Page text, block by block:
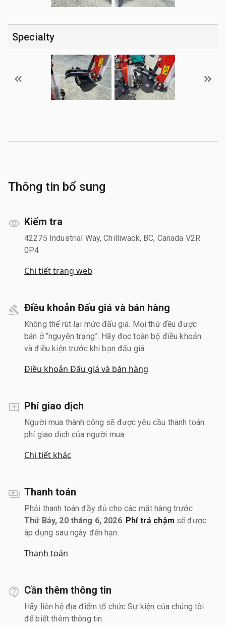
Specialty
Thông tin bổ sung
Kiểm tra
42275 Industrial Way, Chilliwack, BC, Canada V2R
0P4
Chi tiết trang web
Điều khoản Đấu giá và bán hàng
Không thể rút lại mức đấu giá. Mọi thứ đều được
bán ở “nguyên trạng”. Hãy đọc toàn bộ điều khoản
và điều kiện trước khi bạn đấu giá.
Điều khoản Đấu giá và bán hàng
Phí giao dịch
Người mua thành công sẽ được yêu cầu thanh toán
phí giao dịch của người mua.
Chi tiết khác
Thanh toán
Phải thanh toán đầy đủ cho các mặt hàng trước
Thứ Bảy, 20 tháng 6, 2026. Phí trả chậm sẽ được
áp dụng sau ngày đến hạn.
Thanh toán
Cần thêm thông tin
Hãy liên hệ địa điểm tổ chức Sự kiện của chúng tôi
để biết thêm thông tin.